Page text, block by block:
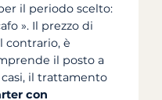
il periodo scelto:
». Il prezzo di
contrario, è
il posto a
il trattamento
con